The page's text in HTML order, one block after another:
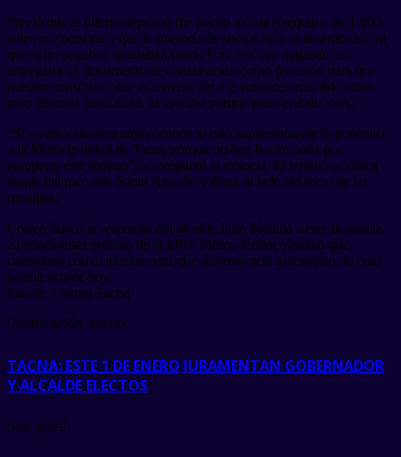
Preció que el último depósito fue hecho a Caja Arequipa, de 1,000
soles por persona y que la mayoría de socios hizo el desembolso ya
que si no pagaban quedaban fuera. Una vez que pagaban les
entregaba un documento de constatación como posesión para que
puedan construir sobre el terreno. En ese entonces eran 84 socios,
pero ahora la asociación ha crecido porque han vendido lotes.
“Sí yo me estuviera equivocando si esto supuestamente le pertenece
a la Municipalidad de Tacna porque no han hecho nada por
recuperar este terreno”, se preguntó la exsocia. El terreno se ubica
detrás del mercado Santa Ana, de Viñani, al lado del local de las
monjitas.
Correo buscó la respuesta del alcalde Julio Medina a esta denuncia.
El relacionista público de la MPT Marco Nolasco indicó que
consultará con el alcalde para que se pronuncie al respecto, lo cual
podría ocurrir hoy.
Fuente: Correo Tacna
Publicación anterior
TACNA: ESTE 1 DE ENERO JURAMENTAN GOBERNADOR
Y ALCALDE ELECTOS
next post